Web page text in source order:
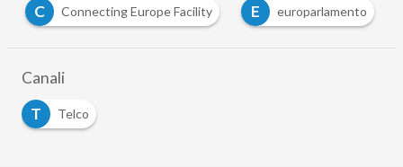
C
Connecting Europe Facility E europarlamento
Canali
T
Telco